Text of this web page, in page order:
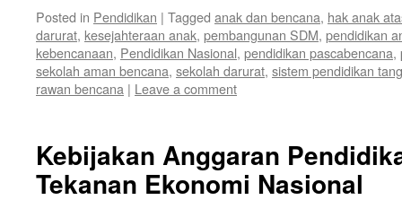
Posted in Pendidikan | Tagged anak dan bencana, hak anak
darurat, kesejahteraan anak, pembangunan SDM, pendidikan
kebencanaan, Pendidikan Nasional, pendidikan pascabencana,
sekolah aman bencana, sekolah darurat, sistem pendidikan
rawan bencana | Leave a comment
Kebijakan Anggaran
Tekanan Ekonomi Nasional